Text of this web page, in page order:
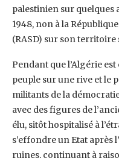
‎palestinien sur quelques
1948, non à la
(RASD) sur son territoire
Pendant que l’Algérie
peuple sur une rive et le
militants de la
avec des ‎figures de
élu, sitôt hospitalisé à
s’effondre un Etat après
ruines, continuant à